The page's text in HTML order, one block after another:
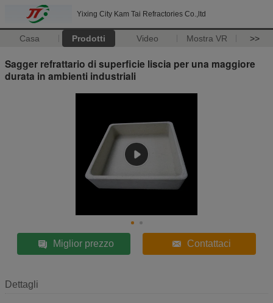
Yixing City Kam Tai Refractories Co.,ltd
Casa Prodotti Video Mostra VR >>
Sagger refrattario di superficie liscia per una maggiore
durata in ambienti industriali
Miglior prezzo Contattaci
Dettagli